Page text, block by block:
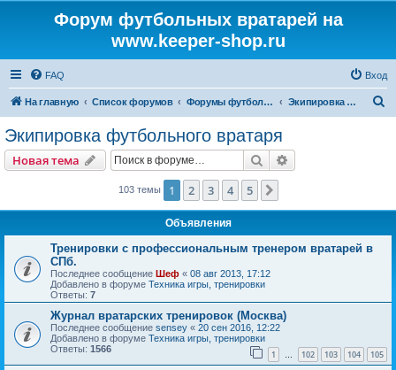
Форум футбольных вратарей на
www.keeper-shop.ru
FAQ Вход
На главную Список форумов Форумы футбольных вратарей Экипировка футбольного вратаря
Экипировка футбольного вратаря
Новая тема Поиск
103 темы 1 2 3 4 5
Объявления
Тренировки с профессиональным тренером вратарей в
СПб.
Последнее сообщение Шеф « 08 авг 2013, 17:12
Добавлено в форуме Техника игры, тренировки
Ответы: 7
Журнал вратарских тренировок (Москва)
Последнее сообщение sensey « 20 сен 2016, 12:22
Добавлено в форуме Техника игры, тренировки
Ответы: 1566 1 … 102 103 104 105